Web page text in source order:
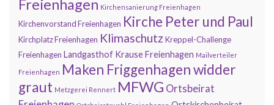
Freienhagen Kirchensanierung Freienhagen
Kirchenvorstand Freienhagen Kirche Peter und Paul
Kirchplatz Freienhagen Klimaschutz Kreppel-Challenge
Freienhagen Landgasthof Krause Freienhagen Mailverteiler
Freienhagen Maken Friggenhagen widder
graut Metzgerei Rennert MFWG Ortsbeirat